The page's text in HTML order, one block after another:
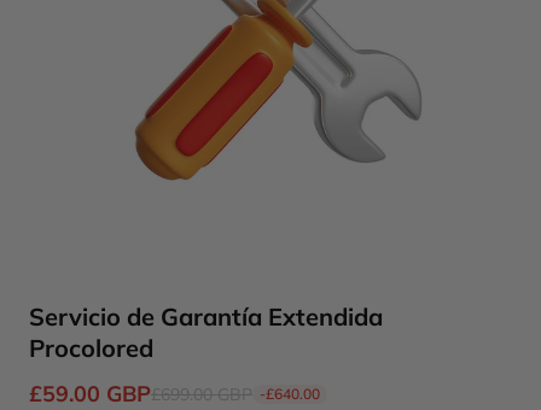
Servicio de Garantía Extendida
Procolored
£59.00 GBP£699.00 GBP -£640.00